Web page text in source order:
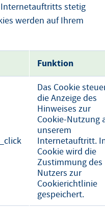
stetig
werden auf Ihrem
Funktion
Das Cookie
die Anzeige des
Hinweises zur
Cookie-Nutzung
unserem
Internetauftritt.
Cookie wird die
Zustimmung des
Nutzers zur
Cookierichtlinie
gespeichert.